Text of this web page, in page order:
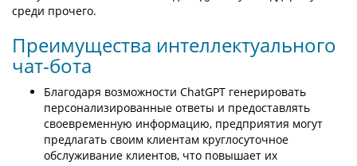
среди прочего.
Преимущества интеллектуального
чат-бота
Благодаря возможности ChatGPT генерировать
персонализированные ответы и предоставлять
своевременную информацию, предприятия могут
предлагать своим клиентам круглосуточное
обслуживание клиентов, что повышает их